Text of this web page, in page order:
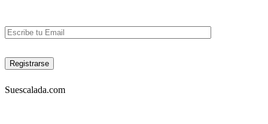
Suescalada.com